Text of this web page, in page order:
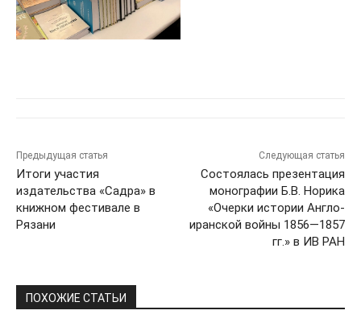
Предыдущая статья
Итоги участия
издательства «Садра» в
книжном фестивале в
Рязани
Следующая статья
Состоялась презентация
монографии Б.В. Норика
«Очерки истории Англо-
иранской войны 1856—1857
гг.» в ИВ РАН
ПОХОЖИЕ СТАТЬИ